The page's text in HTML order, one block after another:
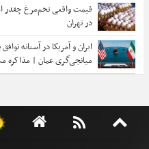
در تهران
میانجی‌گری عمان | مذاکره